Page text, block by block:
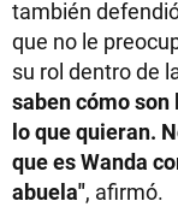
también
que no le
su rol dentro de
saben cómo son
lo que quieran.
que es Wanda
abuela", afirmó.